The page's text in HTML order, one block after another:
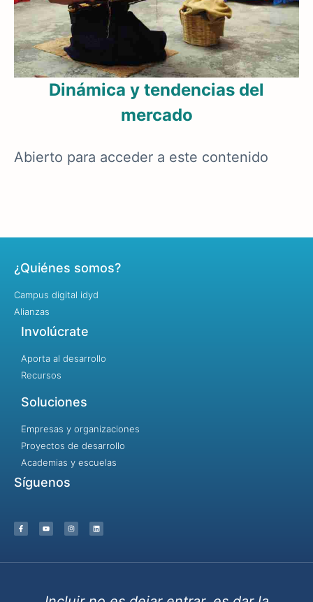
Dinámica y tendencias del
mercado
Abierto para acceder a este contenido
¿Quiénes somos?
Campus digital idyd
Alianzas
Involúcrate
Aporta al desarrollo
Recursos
Soluciones
Empresas y organizaciones
Proyectos de desarrollo
Academias y escuelas
Síguenos